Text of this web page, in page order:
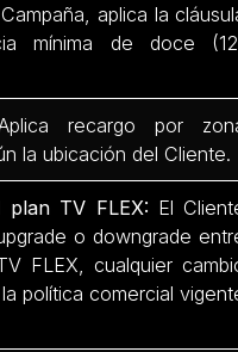
aplica la
mínima de doce
recargo por
la ubicación del Cliente.
plan TV FLEX: El
o downgrade
FLEX, cualquier
política comercial